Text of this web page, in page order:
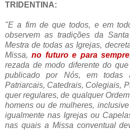
TRIDENTINA:
"E a fim de que todos, e em
observem as tradições da
Mestra de todas as Igrejas,
Missa,no futuro e para sempre
rezada de modo diferente do
publicado por Nós, em todas
Patriarcais, Catedrais, Colegiais,
quer regulares, de qualquer
homens ou de mulheres,
igualmente nas Igrejas ou
nas quais a Missa conventual